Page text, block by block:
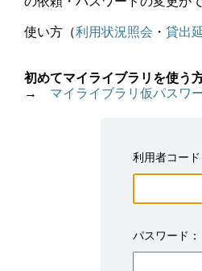
使い方（利用状況照会 ・ 貸出
初めてマイライブラリを使う
→ マイライブラリ仮パスワ
利用者コード
パスワード